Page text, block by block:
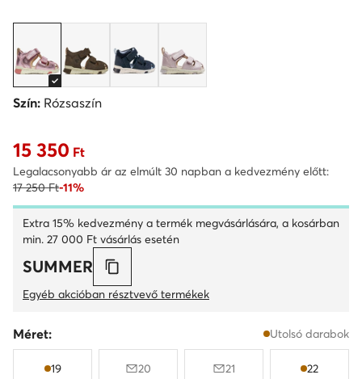
Szín: Rózsaszín
Aktuális ár 15 350 Ft
15 350 Ft
Legalacsonyabb ár az elmúlt 30 napban a kedvezmény előtt:
17 250 Ft-11%
Extra 15% kedvezmény a termék megvásárlására, a kosárban
min. 27 000 Ft vásárlás esetén
SUMMER
Egyéb akcióban résztvevő termékek
Méret: Utolsó darabok
19 20 21 22